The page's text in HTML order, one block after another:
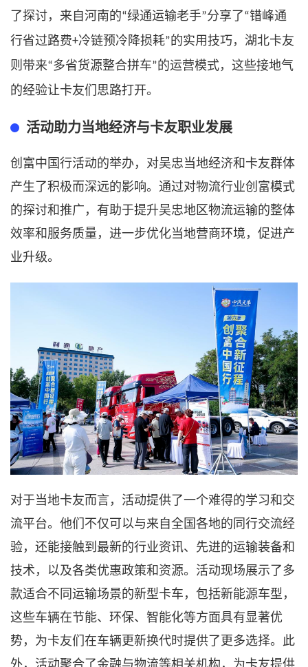
了探讨，来自河南的“绿通运输老手”分享了“错峰通
行省过路费+冷链预冷降损耗”的实用技巧，湖北卡友
则带来“多省货源整合拼车”的运营模式，这些接地气
的经验让卡友们思路打开。
活动助力当地经济与卡友职业发展
创富中国行活动的举办，对吴忠当地经济和卡友群体
产生了积极而深远的影响。通过对物流行业创富模式
的探讨和推广，有助于提升吴忠地区物流运输的整体
效率和服务质量，进一步优化当地营商环境，促进产
业升级。
对于当地卡友而言，活动提供了一个难得的学习和交
流平台。他们不仅可以与来自全国各地的同行交流经
验，还能接触到最新的行业资讯、先进的运输装备和
技术，以及各类优惠政策和资源。活动现场展示了多
款适合不同运输场景的新型卡车，包括新能源车型，
这些车辆在节能、环保、智能化等方面具有显著优
势，为卡友们在车辆更新换代时提供了更多选择。此
外，活动聚合了金融与物流等相关机构 ，为卡友提供